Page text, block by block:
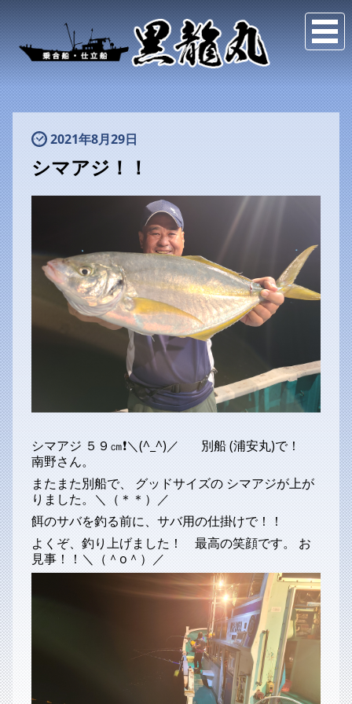
2021年8月29日
シマアジ！！
シマアジ ５９㎝❗＼(^_^)／ 別船 (浦安丸)で！
南野さん。
またまた別船で、 グッドサイズの シマアジが上が
りました。＼（＊＊）／
餌のサバを釣る前に、サバ用の仕掛けで！！
よくぞ、釣り上げました！ 最高の笑顔です。 お
見事！！＼（＾o＾）／